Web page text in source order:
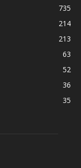
735
214
213
63
52
36
35